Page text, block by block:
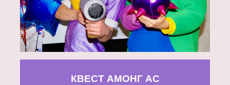
КВЕСТ АМОНГ АС